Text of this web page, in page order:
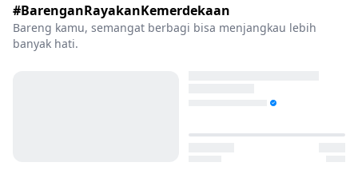
#BarenganRayakanKemerdekaan
Bareng kamu, semangat berbagi bisa menjangkau lebih
banyak hati.